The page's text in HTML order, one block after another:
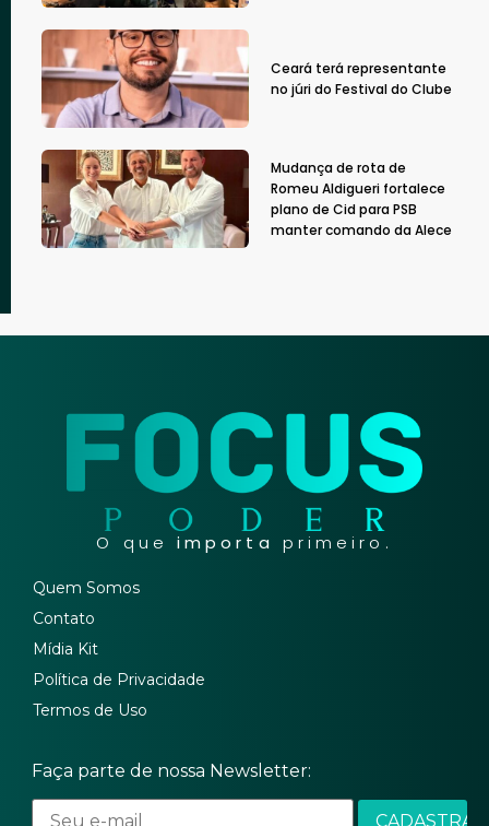
Ceará terá representante
no júri do Festival do Clube
Mudança de rota de
Romeu Aldigueri fortalece
plano de Cid para PSB
manter comando da Alece
O que importa primeiro.
Quem Somos
Contato
Mídia Kit
Política de Privacidade
Termos de Uso
Faça parte de nossa Newsletter: